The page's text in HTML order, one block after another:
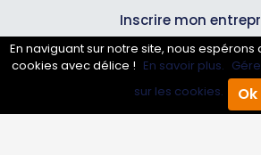
Annuaire Pro Agenda
Inscrire mon
Les Abonnements
En naviguant sur notre site, nous
cookies avec délice ! En savoir plus.
sur les cookies.
Ok